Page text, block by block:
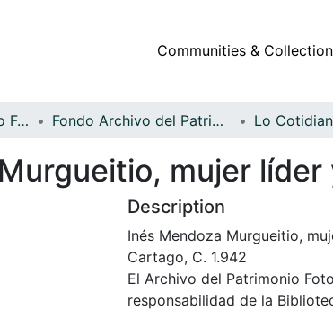
Communities &
Archivo del Patrimonio Fotográfico y Fílmico del Valle del Cauca Fondo Archivo del Patrimonio Fotográfico y Fílmico del Valle del Cauca Lo
mujer
Description
Inés Mendoza Murgueitio,
Cartago, C. 1.942
El Archivo del Patrimonio
responsabilidad de la